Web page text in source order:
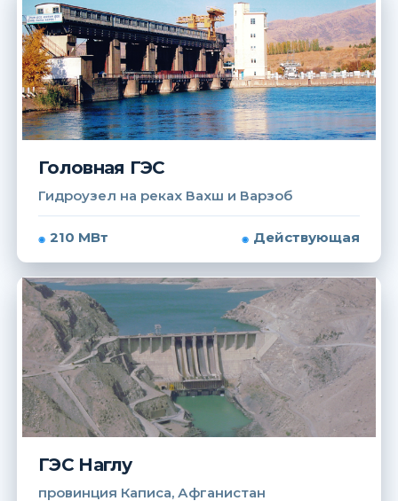
Головная ГЭС
Гидроузел на реках Вахш и Варзоб
210 МВт Действующая
ГЭС Наглу
провинция Каписа, Афганистан